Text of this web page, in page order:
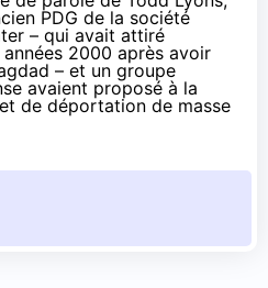
PDG de la société
– qui avait attiré
2000 après avoir
– et un groupe
avaient proposé à la
de déportation de masse